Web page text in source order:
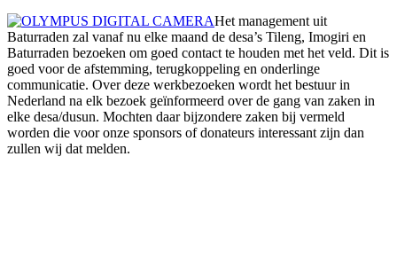
Het management uit
Baturraden zal vanaf nu elke maand de desa’s Tileng, Imogiri en
Baturraden bezoeken om goed contact te houden met het veld. Dit is
goed voor de afstemming, terugkoppeling en onderlinge
communicatie. Over deze werkbezoeken wordt het bestuur in
Nederland na elk bezoek geïnformeerd over de gang van zaken in
elke desa/dusun. Mochten daar bijzondere zaken bij vermeld
worden die voor onze sponsors of donateurs interessant zijn dan
zullen wij dat melden.